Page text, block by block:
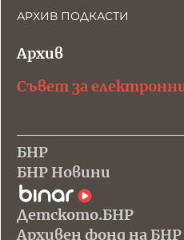
АРХИВ ПОДКАСТИ
Архив
Съвет за
БНР
БНР Новини
Детското.БНР
Архивен фонд на БНР